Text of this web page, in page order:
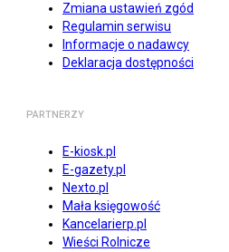
Zmiana ustawień zgód
Regulamin serwisu
Informacje o nadawcy
Deklaracja dostępności
PARTNERZY
E-kiosk.pl
E-gazety.pl
Nexto.pl
Mała księgowość
Kancelarierp.pl
Wieści Rolnicze